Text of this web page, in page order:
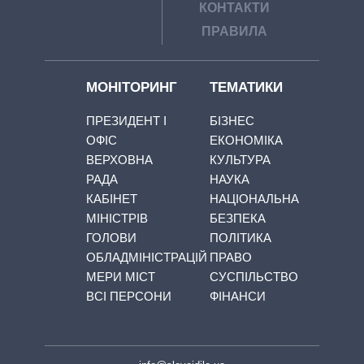
КОНТАКТИ
ПРАВИЛА
МОНІТОРИНГ
ПРЕЗИДЕНТ І
ОФІС
ВЕРХОВНА
РАДА
КАБІНЕТ
МІНІСТРІВ
ГОЛОВИ
ОБЛАДМІНІСТРАЦІЙ
МЕРИ МІСТ
ВСІ ПЕРСОНИ
ТЕМАТИКИ
БІЗНЕС
ЕКОНОМІКА
КУЛЬТУРА
НАУКА
НАЦІОНАЛЬНА
БЕЗПЕКА
ПОЛІТИКА
ПРАВО
СУСПІЛЬСТВО
ФІНАНСИ